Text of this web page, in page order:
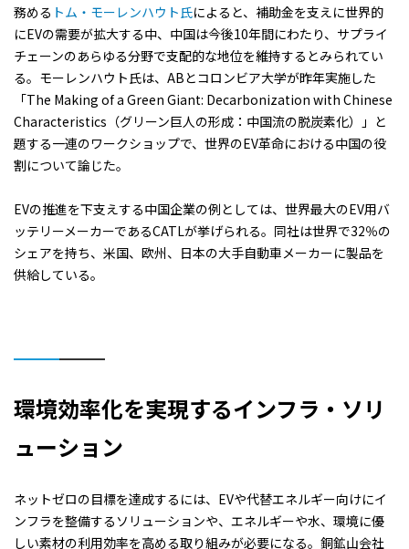
務める トム・モーレンハウト氏によると、補助金を支えに世界的
にEVの需要が拡大する中、中国は今後10年間にわたり、サプライ
チェーンのあらゆる分野で支配的な地位を維持するとみられてい
る。モーレンハウト氏は、ABとコロンビア大学が昨年実施した
「The Making of a Green Giant: Decarbonization with Chinese
Characteristics（グリーン巨人の形成：中国流の脱炭素化）」と
題する一連のワークショップで、世界のEV革命における中国の役
割について論じた。
EVの推進を下支えする中国企業の例としては、世界最大のEV用バ
ッテリーメーカーであるCATLが挙げられる。同社は世界で32％の
シェアを持ち、米国、欧州、日本の大手自動車メーカーに製品を
供給している。
環境効率化を実現するインフラ・ソリ
ューション
ネットゼロの目標を達成するには、EVや代替エネルギー向けにイ
ンフラを整備するソリューションや、エネルギーや水、環境に優
しい素材の利用効率を高める取り組みが必要になる。銅鉱山会社